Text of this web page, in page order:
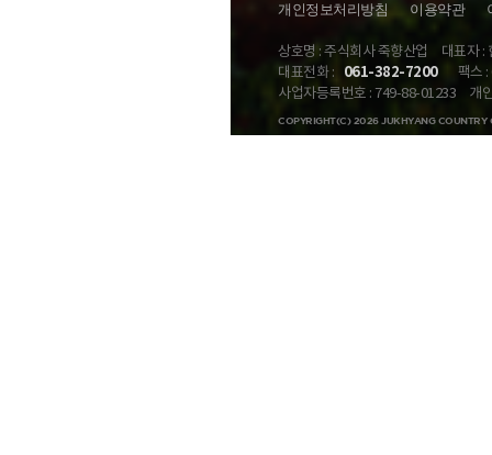
개인정보처리방침 이용약관
상호명 : 주식회사 죽향산업
대표자 :
대표전화 :
061-382-7200
팩스
사업자등록번호 : 749-88-01233
개
COPYRIGHT(C) 2026 JUKHYANG COUNTRY